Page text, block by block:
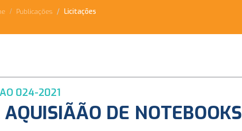
Publicações Licitações
024-2021
DE NOTEBOOKS